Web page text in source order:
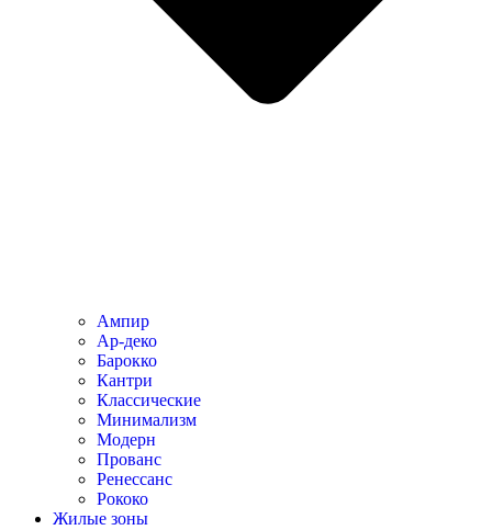
Ампир
Ар-деко
Барокко
Кантри
Классические
Минимализм
Модерн
Прованс
Ренессанс
Рококо
Жилые зоны